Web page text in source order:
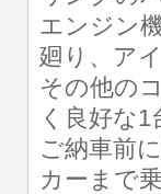
エンジン
廻り、ア
その他の
く良好な1
ご納車前
カーまで